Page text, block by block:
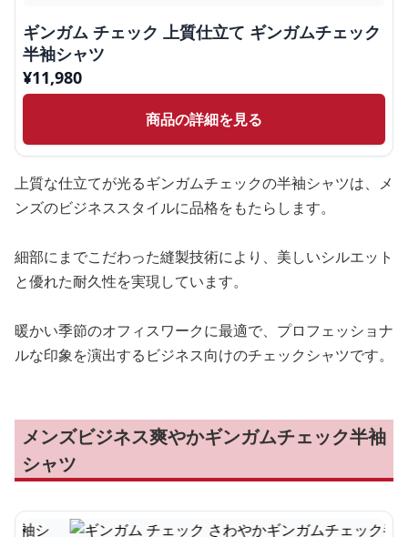
ギンガム チェック 上質仕立て ギンガムチェック
半袖シャツ
¥11,980
商品の詳細を見る
上質な仕立てが光るギンガムチェックの半袖シャツは、メ
ンズのビジネススタイルに品格をもたらします。
細部にまでこだわった縫製技術により、美しいシルエット
と優れた耐久性を実現しています。
暖かい季節のオフィスワークに最適で、プロフェッショナ
ルな印象を演出するビジネス向けのチェックシャツです。
メンズビジネス爽やかギンガムチェック半袖
シャツ